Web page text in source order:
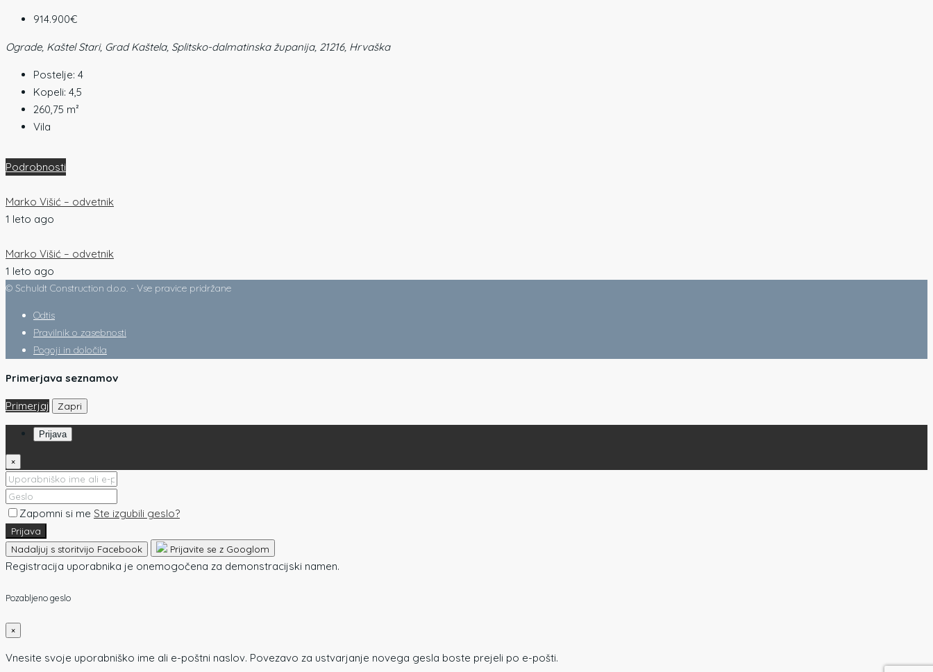
914.900€
Ograde, Kaštel Stari, Grad Kaštela, Splitsko-dalmatinska županija, 21216, Hrvaška
Postelje: 4
Kopeli: 4,5
260,75 m²
Vila
Podrobnosti
Marko Višić – odvetnik
1 leto ago
Marko Višić – odvetnik
1 leto ago
© Schuldt Construction d.o.o. - Vse pravice pridržane
Odtis
Pravilnik o zasebnosti
Pogoji in določila
Primerjava seznamov
Primerjaj Zapri
Prijava
×
Zapomni si me Ste izgubili geslo?
Prijava
Nadaljuj s storitvijo Facebook
Prijavite se z Googlom
Registracija uporabnika je onemogočena za demonstracijski namen.
Pozabljeno geslo
×
Vnesite svoje uporabniško ime ali e-poštni naslov. Povezavo za ustvarjanje novega gesla boste prejeli po e-pošti.